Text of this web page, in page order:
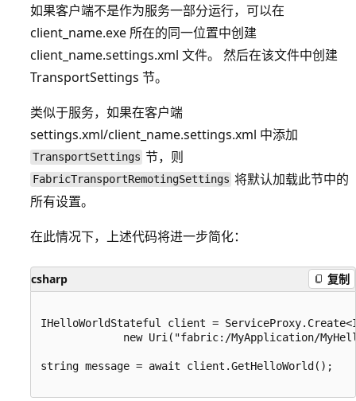
如果客户端不是作为服务一部分运行，可以在
client_name.exe 所在的同一位置中创建
client_name.settings.xml 文件。 然后在该文件中创建
TransportSettings 节。
类似于服务，如果在客户端
settings.xml/client_name.settings.xml 中添加
TransportSettings 节，则
FabricTransportRemotingSettings 将默认加载此节中的
所有设置。
在此情况下，上述代码将进一步简化：
csharp 复制
IHelloWorldStateful client =
new Uri("fabric:/MyApplication/
string message = await client.GetHelloWorld();